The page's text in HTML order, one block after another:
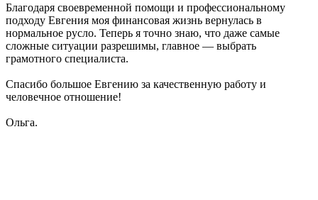
Благодаря своевременной помощи и профессиональному
подходу Евгения моя финансовая жизнь вернулась в
нормальное русло. Теперь я точно знаю, что даже самые
сложные ситуации разрешимы, главное — выбрать
грамотного специалиста.
Спасибо большое Евгению за качественную работу и
человечное отношение!
Ольга.